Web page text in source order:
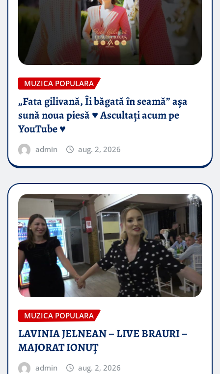
MUZICA POPULARA
„Fata gilivană, Îi băgată în seamă” așa
sună noua piesă ♥️ Ascultați acum pe
YouTube ♥️
admin aug. 2, 2026
MUZICA POPULARA
LAVINIA JELNEAN – LIVE BRAURI –
MAJORAT IONUŢ
admin aug. 2, 2026